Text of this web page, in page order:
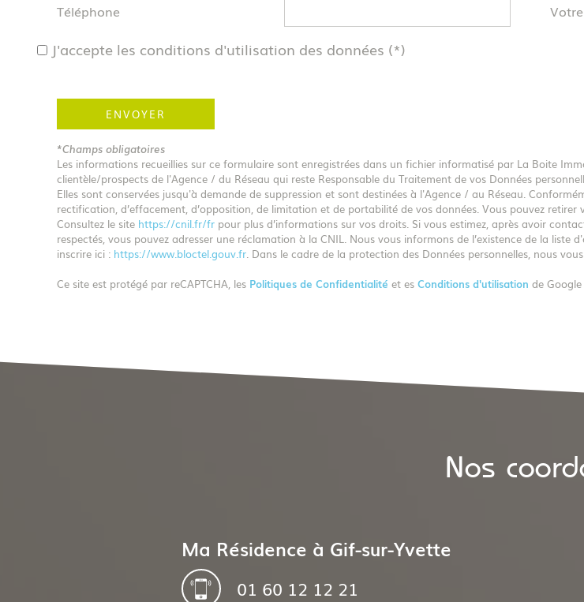
Téléphone
J'accepte les conditions d'utilisation des données (*)
ENVOYER
*Champs obligatoires
Les informations recueillies sur ce formulaire sont enregistrées dans un fichier informatisé par La Boite
clientèle/prospects de l'Agence / du Réseau qui reste Responsable du Traitement de vos Données
Elles sont conservées jusqu'à demande de suppression et sont destinées à l'Agence / au Réseau.
rectification, d’effacement, d’opposition, de limitation et de portabilité de vos données. Vous pouvez
Consultez le site https://cnil.fr/fr pour plus d’informations sur vos droits. Si vous estimez, après avoir
respectés, vous pouvez adresser une réclamation à la CNIL. Nous vous informons de l’existence de la
inscrire ici : https://www.bloctel.gouv.fr. Dans le cadre de la protection des Données personnelles, nous
Ce site est protégé par reCAPTCHA, les Politiques de Confidentialité et es Conditions d'utilisation de
Nos
Ma Résidence à Gif-sur-Yvette
01 60 12 12 21